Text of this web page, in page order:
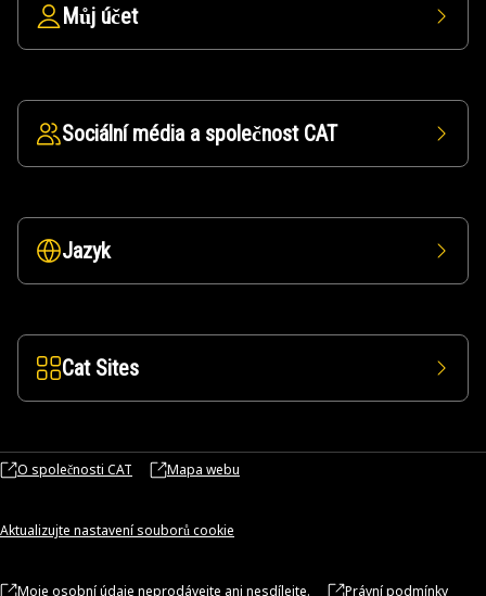
Můj účet
Sociální média a společnost CAT
Jazyk
Cat Sites
O společnosti CAT Mapa webu
Aktualizujte nastavení souborů cookie
Moje osobní údaje neprodávejte ani nesdílejte. Právní podmínky